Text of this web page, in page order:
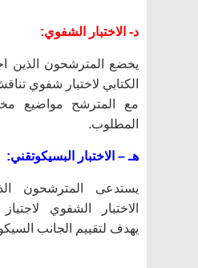
د- الاختبار الشفوي:
يخضع المترشحون الذين
الكتابي لاختبار شفوي
مع المترشح مواضيع
المطلوب.
هـ – الاختبار البسيكوتقني:
يستدعى المترشحون
الاختبار الشفوي
يهدف لتقييم الجانب